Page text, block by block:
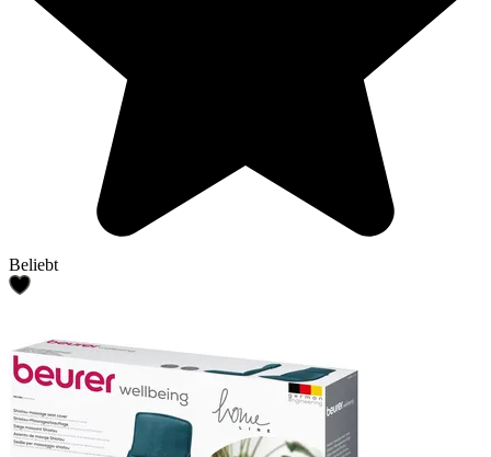
Beliebt